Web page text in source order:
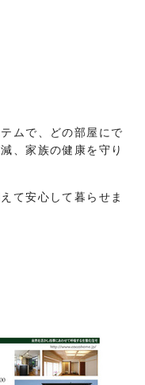
ムで、どの部屋にで
、家族の健康を守り
て安心して暮らせま